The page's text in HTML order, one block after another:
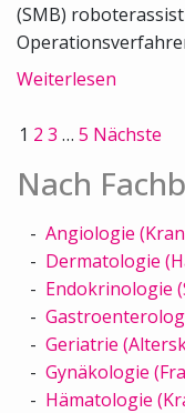
(SMB)
Weiterlesen
1 2 3 … 5 Nächste
Nach
Angiologie
Dermatologie
Endokrinologie
Geriatrie
Gynäkologie
Hämatologie